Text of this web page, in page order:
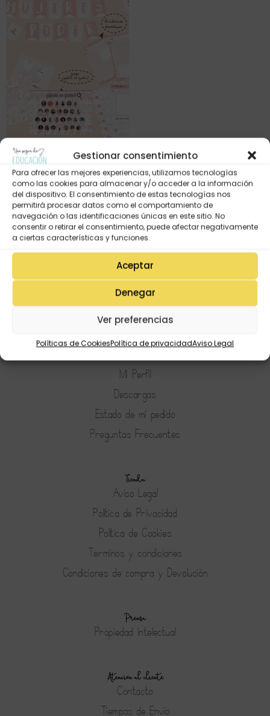
Gestionar consentimiento
Para ofrecer las mejores experiencias, utilizamos tecnologías
como las cookies para almacenar y/o acceder a la información
del dispositivo. El consentimiento de estas tecnologías nos
permitirá procesar datos como el comportamiento de
navegación o las identificaciones únicas en este sitio. No
consentir o retirar el consentimiento, puede afectar negativamente
a ciertas características y funciones.
Aceptar
Denegar
Ver preferencias
Políticas de CookiesPolítica de privacidadAviso Legal
Kit «Las mujeres al poder»
Valorado
con 5.00
de 5
3,95€
Mi Cuenta
Mi Perfil
Descargas
Estado de mi pedido
Preguntas Frecuentes
Tienda
Aviso Legal
Política de Privacidad
Política de Cookies
Terminos y condiciones
Condiciones de compra y Devolución
Prensa
Propiedad intelectual
Atención al cliente
Contacto
Tiempos de Envío